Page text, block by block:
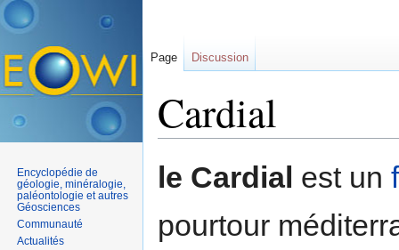
Cardial
le Cardial est un
pourtour
Page Discussion
Encyclopédie de
géologie, minéralogie,
paléontologie et autres
Géosciences
Communauté
Actualités